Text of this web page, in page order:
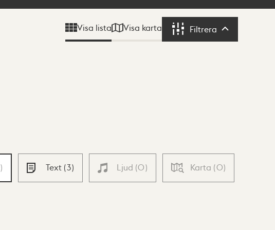
Visa lista Visa karta Filtrera Filtrera
) Text (3) Ljud (0) Karta (0)